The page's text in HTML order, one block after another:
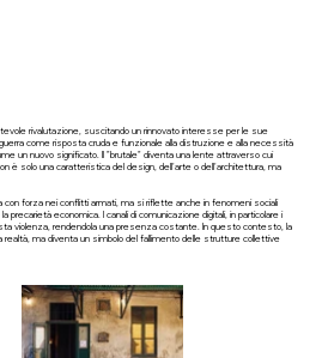
rivalutazione, suscitando un rinnovato interesse per le sue
come risposta cruda e funzionale alla distruzione e alla necessità
un nuovo significato. Il "brutale" diventa una lente attraverso cui
è solo una caratteristica del design, dell'arte o dell'architettura, ma
forza nei conflitti armati, ma si riflette anche in fenomeni sociali
precarietà economica. I canali di comunicazione digitali, in particolare i
violenza, rendendola una presenza costante. In questo contesto, la
realtà, ma diventa un simbolo del fallimento delle strutture collettive